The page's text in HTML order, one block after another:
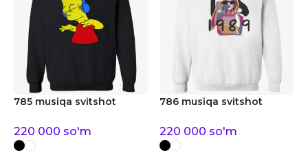
785 musiqa svitshot
220 000 so'm
786 musiqa svitshot
220 000 so'm